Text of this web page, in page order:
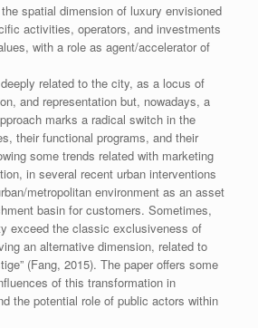
spatial dimension of luxury envisioned
activities, operators, and investments
with a role as agent/accelerator of
related to the city, as a locus of
and representation but, nowadays, a
marks a radical switch in the
their functional programs, and their
some trends related with marketing
in several recent urban interventions
metropolitan environment as an asset
basin for customers. Sometimes,
exceed the classic exclusiveness of
an alternative dimension, related to
(Fang, 2015). The paper offers some
of this transformation in
the potential role of public actors within